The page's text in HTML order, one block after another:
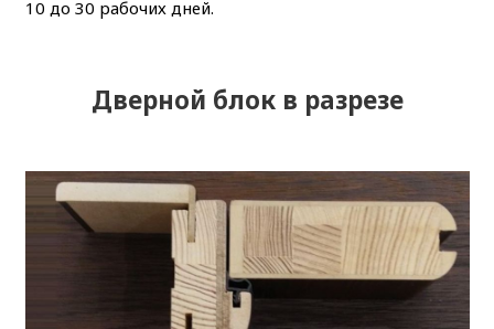
10 до 30 рабочих дней.
Дверной блок в разрезе